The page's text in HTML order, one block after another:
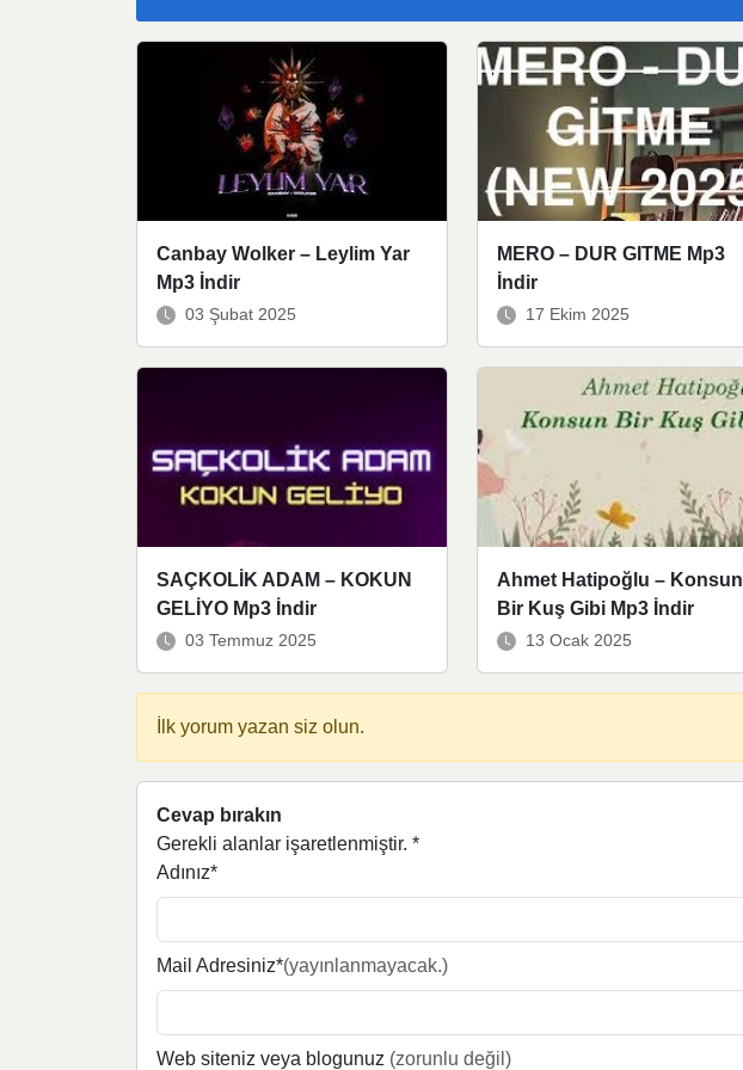
Canbay Wolker – Leylim Yar
Mp3 İndir
03 Şubat 2025
MERO – DUR GITME Mp3
İndir
17 Ekim 2025
SAÇKOLİK ADAM – KOKUN
GELİYO Mp3 İndir
03 Temmuz 2025
Ahmet Hatipoğlu – Konsun
Bir Kuş Gibi Mp3 İndir
13 Ocak 2025
İlk yorum yazan siz olun.
Cevap bırakın
Gerekli alanlar işaretlenmiştir. *
Adınız*
Mail Adresiniz*(yayınlanmayacak.)
Web siteniz veya blogunuz (zorunlu değil)